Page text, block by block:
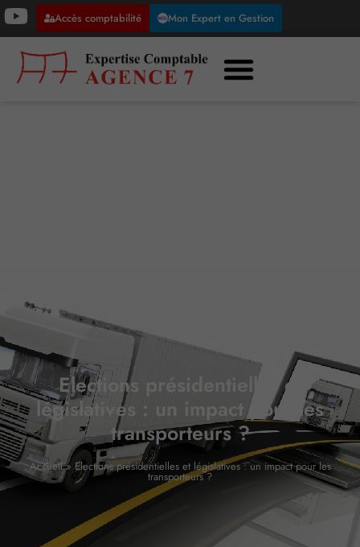
Accès comptabilité Mon Expert en Gestion
Elections présidentielles et
législatives : un impact pour les
transporteurs ?
Accueil»Elections présidentielles et législatives : un impact pour les
transporteurs ?